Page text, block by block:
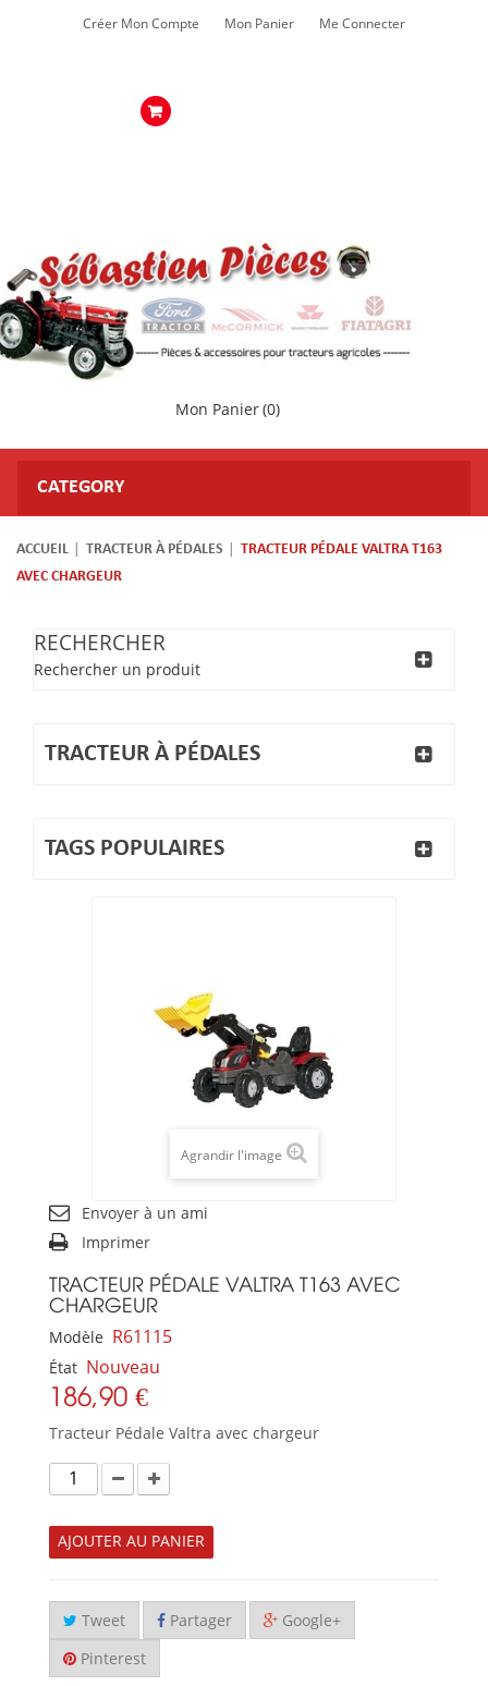
Créer Mon Compte Mon Panier Me Connecter
Mon Panier(0)
CATEGORY
ACCUEIL TRACTEUR À PÉDALES
TRACTEUR PÉDALE VALTRA T163
AVEC CHARGEUR
RECHERCHER
Rechercher un produit
TRACTEUR À PÉDALES
TAGS POPULAIRES
Agrandir l'image
Envoyer à un ami
Imprimer
TRACTEUR PÉDALE VALTRA T163 AVEC
CHARGEUR
Modèle R61115
État Nouveau
186,90 €
Tracteur Pédale Valtra avec chargeur
AJOUTER AU PANIER
Tweet Partager Google+
Pinterest